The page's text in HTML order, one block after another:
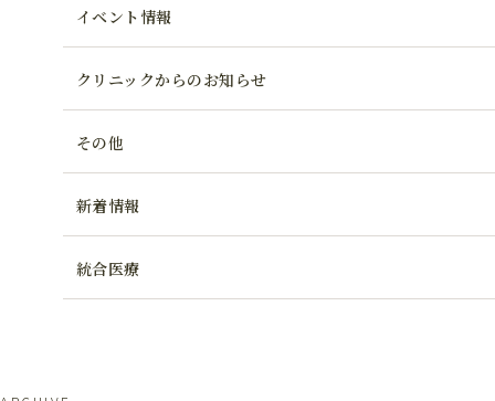
イベント情報
クリニックからのお知らせ
その他
新着情報
統合医療